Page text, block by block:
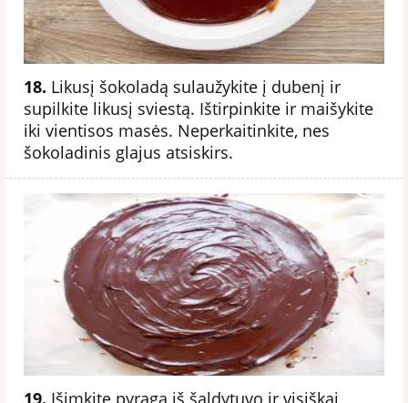
18. Likusį šokoladą sulaužykite į dubenį ir
supilkite likusį sviestą. Ištirpinkite ir maišykite
iki vientisos masės. Neperkaitinkite, nes
šokoladinis glajus atsiskirs.
19. Išimkite pyragą iš šaldytuvo ir visiškai